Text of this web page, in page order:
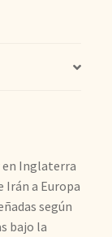
en Inglaterra
Irán a Europa
según
bajo la